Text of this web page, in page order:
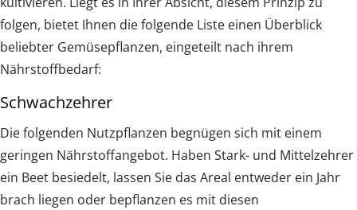
folgen, bietet Ihnen die folgende Liste einen Überblick
beliebter Gemüsepflanzen, eingeteilt nach ihrem
Nährstoffbedarf:
Schwachzehrer
Die folgenden Nutzpflanzen begnügen sich mit einem
geringen Nährstoffangebot. Haben Stark- und Mittelzehrer
ein Beet besiedelt, lassen Sie das Areal entweder ein Jahr
brach liegen oder bepflanzen es mit diesen